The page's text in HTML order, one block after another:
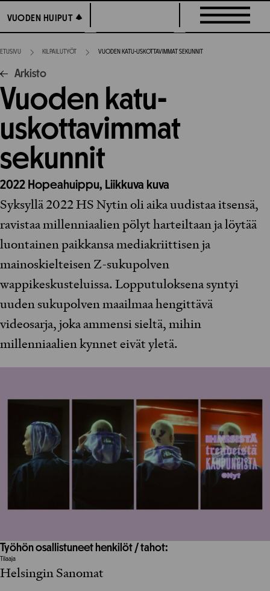
suoraan
sisältöön
VUODEN HUIPUT
VUODEN HUIPUT
ETUSIVU KILPAILUTYÖT VUODEN KATU-USKOTTAVIMMAT SEKUNNIT
Arkisto
Vuoden katu-
uskottavimmat
sekunnit
2022 Hopeahuippu, Liikkuva kuva
Syksyllä 2022 HS Nytin oli aika uudistaa itsensä,
ravistaa millenniaalien pölyt harteiltaan ja löytää
luontainen paikkansa mediakriittisen ja
mainoskielteisen Z-sukupolven
wappikeskusteluissa. Lopputuloksena syntyi
uuden sukupolven maailmaa hengittävä
videosarja, joka ammensi sieltä, mihin
millenniaalien kynnet eivät yletä.
Työhön osallistuneet henkilöt / tahot:
Tilaaja
Helsingin Sanomat